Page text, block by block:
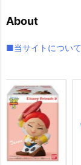
ブ
About
■当サイトについて